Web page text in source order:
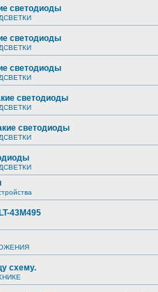
светодиоды
светодиоды
светодиоды
светодиоды
светодиоды
43M495
схему.